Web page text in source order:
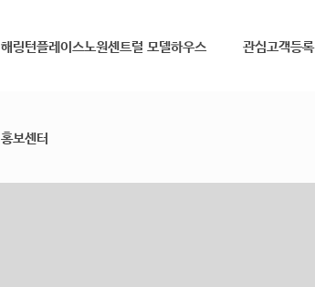
해링턴플레이스노원센트럴 모델하우스 관심고객등록
홍보센터